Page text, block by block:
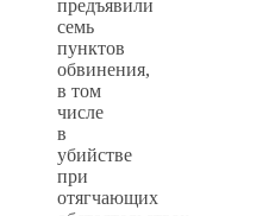
предъявили
семь
пунктов
обвинения,
в том
числе
в
убийстве
при
отягчающих